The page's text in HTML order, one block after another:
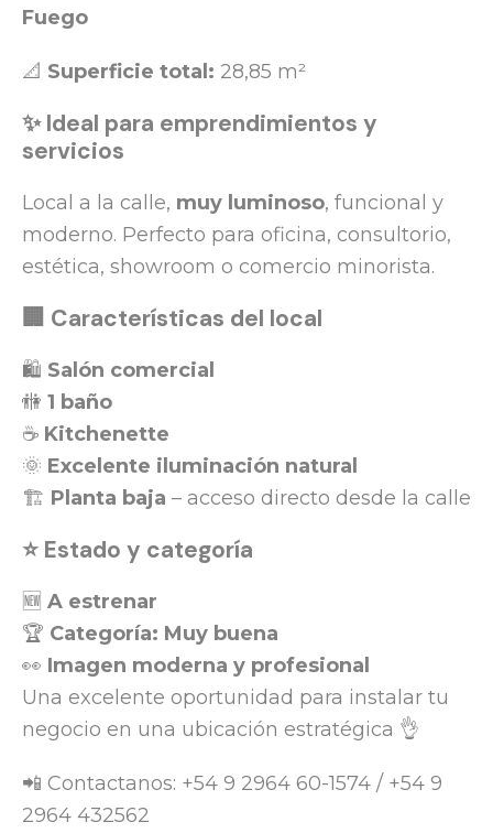
Fuego
📐 Superficie total: 28,85 m²
✨ Ideal para emprendimientos y
servicios
Local a la calle, muy luminoso, funcional y
moderno. Perfecto para oficina, consultorio,
estética, showroom o comercio minorista.
🏢 Características del local
🛍️ Salón comercial
🚻 1 baño
☕ Kitchenette
🌞 Excelente iluminación natural
🏗️ Planta baja – acceso directo desde la calle
⭐ Estado y categoría
🆕 A estrenar
🏆 Categoría: Muy buena
👀 Imagen moderna y profesional
Una excelente oportunidad para instalar tu
negocio en una ubicación estratégica 👌
📲 Contactanos: +54 9 2964 60-1574 / +54 9
2964 432562